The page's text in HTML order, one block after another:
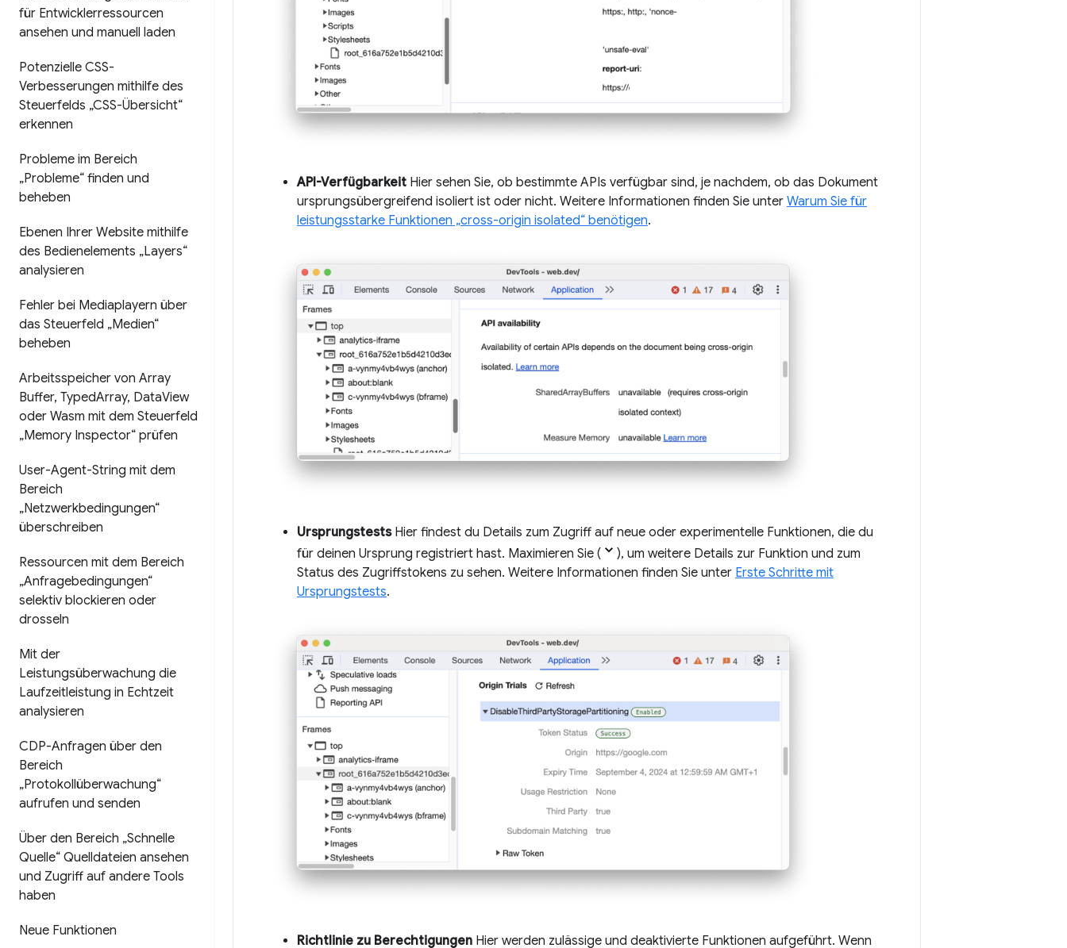
für Entwicklerressourcen
ansehen und manuell laden
Potenzielle CSS-
Verbesserungen mithilfe des
Steuerfelds „CSS-Übersicht“
erkennen
Probleme im Bereich
„Probleme“ finden und
beheben
Ebenen Ihrer Website mithilfe
des Bedienelements „Layers“
analysieren
Fehler bei Mediaplayern über
das Steuerfeld „Medien“
beheben
Arbeitsspeicher von Array
Buffer, TypedArray, DataView
oder Wasm mit dem Steuerfeld
„Memory Inspector“ prüfen
User-Agent-String mit dem
Bereich
„Netzwerkbedingungen“
überschreiben
Ressourcen mit dem Bereich
„Anfragebedingungen“
selektiv blockieren oder
drosseln
Mit der
Leistungsüberwachung die
Laufzeitleistung in Echtzeit
analysieren
CDP-Anfragen über den
Bereich
„Protokollüberwachung“
aufrufen und senden
Über den Bereich „Schnelle
Quelle“ Quelldateien ansehen
und Zugriff auf andere Tools
haben
Neue Funktionen
API-Verfügbarkeit Hier sehen Sie, ob bestimmte APIs verfügbar sind, je nachdem, ob das Dokument
ursprungsübergreifend isoliert ist oder nicht. Weitere Informationen finden Sie unter Warum Sie für
leistungsstarke Funktionen „cross-origin isolated“ benötigen.
UrsprungstestsHier findest du Details zum Zugriff auf neue oder experimentelle Funktionen, die du
für deinen Ursprung registriert hast. Maximieren Sie (
), um weitere Details zur Funktion und zum
Status des Zugriffstokens zu sehen. Weitere Informationen finden Sie unter Erste Schritte mit
Ursprungstests.
Richtlinie zu Berechtigungen Hier werden zulässige und deaktivierte Funktionen aufgeführt. Wenn